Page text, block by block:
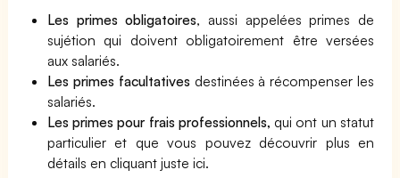
Les primes obligatoires, aussi appelées primes de
sujétion qui doivent obligatoirement être versées
aux salariés.
Les primes facultatives destinées à récompenser les
salariés.
Les primes pour frais professionnels, qui ont un statut
particulier et que vous pouvez découvrir plus en
détails en cliquant juste ici.